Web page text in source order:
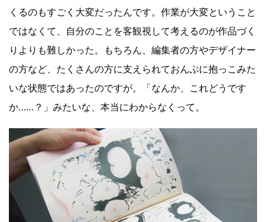
くるのもすごく大変だったんです。作業が大変ということ
ではなくて、自分のことを客観視して考えるのが作品づく
りよりも難しかった。もちろん、編集者の方やデザイナー
の方など、たくさんの方に支えられておんぶに抱っこみた
いな状態ではあったのですが。「なんか、これどうです
か……？」みたいな、本当にわからなくって。